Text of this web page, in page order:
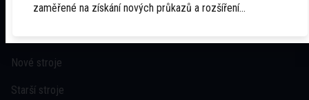
Užitečné odkazy
Nové stroje
Starší stroje
zaměřené na získání nových průkazů a rozšíření…